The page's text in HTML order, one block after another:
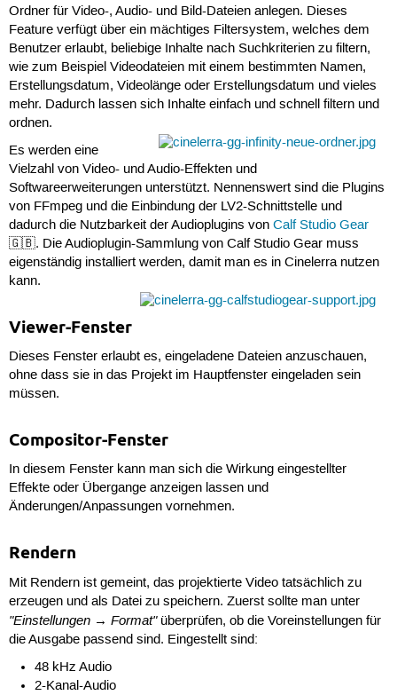
Ordner für Video-, Audio- und Bild-Dateien anlegen. Dieses
Feature verfügt über ein mächtiges Filtersystem, welches dem
Benutzer erlaubt, beliebige Inhalte nach Suchkriterien zu filtern,
wie zum Beispiel Videodateien mit einem bestimmten Namen,
Erstellungsdatum, Videolänge oder Erstellungsdatum und vieles
mehr. Dadurch lassen sich Inhalte einfach und schnell filtern und
ordnen.
Es werden eine
Vielzahl von Video- und Audio-Effekten und
Softwareerweiterungen unterstützt. Nennenswert sind die Plugins
von FFmpeg und die Einbindung der LV2-Schnittstelle und
dadurch die Nutzbarkeit der Audioplugins von Calf Studio Gear
🇬🇧. Die Audioplugin-Sammlung von Calf Studio Gear muss
eigenständig installiert werden, damit man es in Cinelerra nutzen
kann.
Viewer-Fenster
Dieses Fenster erlaubt es, eingeladene Dateien anzuschauen,
ohne dass sie in das Projekt im Hauptfenster eingeladen sein
müssen.
Compositor-Fenster
In diesem Fenster kann man sich die Wirkung eingestellter
Effekte oder Übergange anzeigen lassen und
Änderungen/Anpassungen vornehmen.
Rendern
Mit Rendern ist gemeint, das projektierte Video tatsächlich zu
erzeugen und als Datei zu speichern. Zuerst sollte man unter
"Einstellungen → Format"überprüfen, ob die Voreinstellungen für
die Ausgabe passend sind. Eingestellt sind:
48 kHz Audio
2-Kanal-Audio